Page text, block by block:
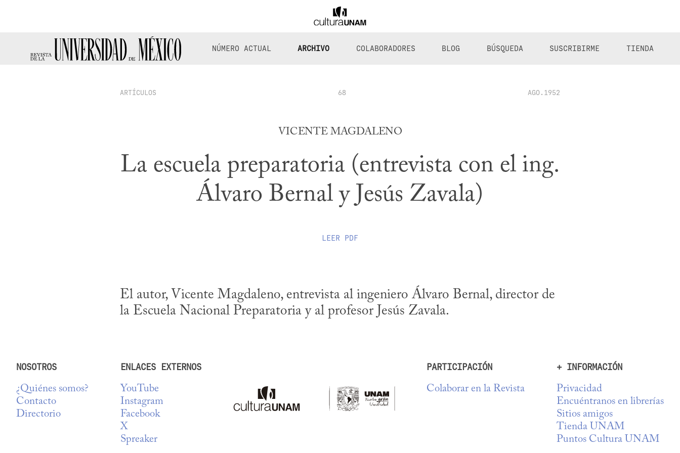
NÚMERO ACTUAL ARCHIVO COLABORADORES BLOG BÚSQUEDA SUSCRIBIRME TIENDA
ARTÍCULOS 68 AGO.1952
VICENTE MAGDALENO
La escuela preparatoria (entrevista con el ing.
Álvaro Bernal y Jesús Zavala)
LEER PDF
El autor, Vicente Magdaleno, entrevista al ingeniero Álvaro Bernal, director de
la Escuela Nacional Preparatoria y al profesor Jesús Zavala.
NOSOTROS
¿Quiénes somos?
Contacto
Directorio
ENLACES EXTERNOS
YouTube
Instagram
Facebook
X
Spreaker
PARTICIPACIÓN
Colaborar en la Revista
+ INFORMACIÓN
Privacidad
Encuéntranos en librerías
Sitios amigos
Tienda UNAM
Puntos Cultura UNAM